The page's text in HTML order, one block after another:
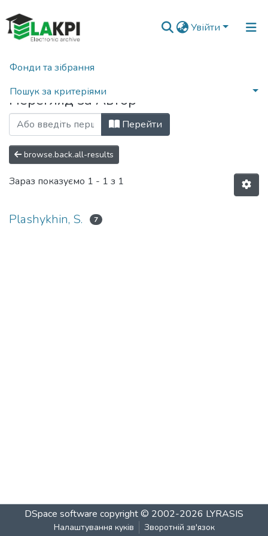
Увійти
Фонди та зібрання
Пошук за критеріями
Головна Переглянути за автором
Перегляд за Автор
Перейти
browse.back.all-results
Зараз показуємо 1 - 1 з 1
Plashykhin, S. 7
DSpace software copyright © 2002-2026 LYRASIS
Налаштування куків Зворотній зв'язок